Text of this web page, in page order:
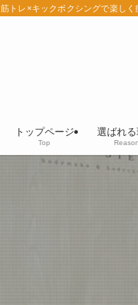
トレ×キックボクシングで楽し
トップページ
Top
選ばれ
Reason